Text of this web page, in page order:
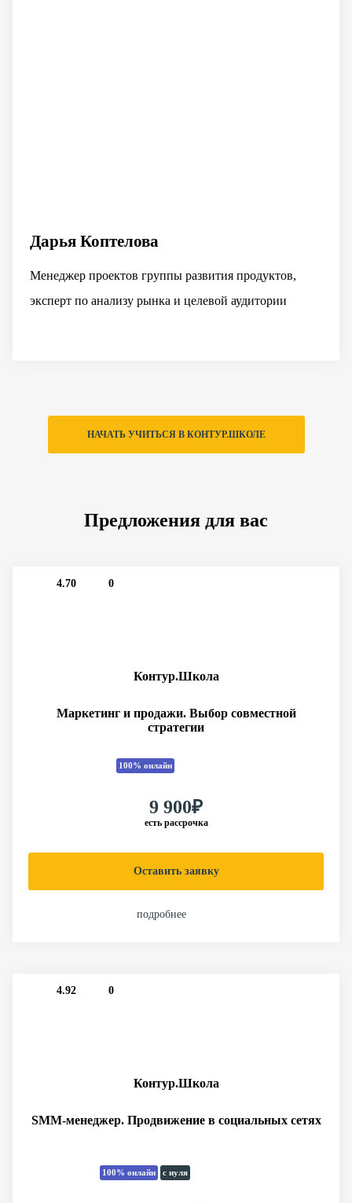
Дарья Коптелова
Менеджер проектов группы развития продуктов,
эксперт по анализу рынка и целевой аудитории
НАЧАТЬ УЧИТЬСЯ В КОНТУР.ШКОЛЕ
Предложения для вас
4.70 0
Контур.Школа
Маркетинг и продажи. Выбор совместной
стратегии
100% онлайн
9 900₽
есть рассрочка
Оставить заявку
подробнее
4.92 0
Контур.Школа
SMM‑менеджер. Продвижение в социальных сетях
100% онлайн с нуля